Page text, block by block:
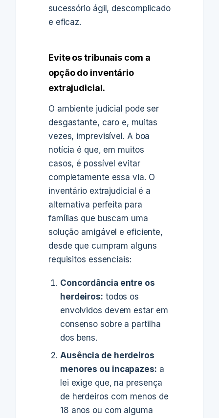
sucessório ágil, descomplicado
e eficaz.
Evite os tribunais com a
opção do inventário
extrajudicial.
O ambiente judicial pode ser
desgastante, caro e, muitas
vezes, imprevisível. A boa
notícia é que, em muitos
casos, é possível evitar
completamente essa via. O
inventário extrajudicial é a
alternativa perfeita para
famílias que buscam uma
solução amigável e eficiente,
desde que cumpram alguns
requisitos essenciais:
Concordância entre os
herdeiros: todos os
envolvidos devem estar em
consenso sobre a partilha
dos bens.
Ausência de herdeiros
menores ou incapazes: a
lei exige que, na presença
de herdeiros com menos de
18 anos ou com alguma